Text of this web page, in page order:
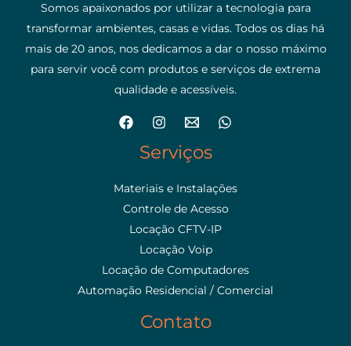
Somos apaixonados por utilizar a tecnologia para
transformar ambientes, casas e vidas. Todos os dias há
mais de 20 anos, nos dedicamos a dar o nosso máximo
para servir você com produtos e serviços de extrema
qualidade e acessíveis.
Serviços
Materiais e Instalações
Controle de Acesso
Locação CFTV-IP
Locação Voip
Locação de Computadores
Automação Residencial / Comercial
Contato